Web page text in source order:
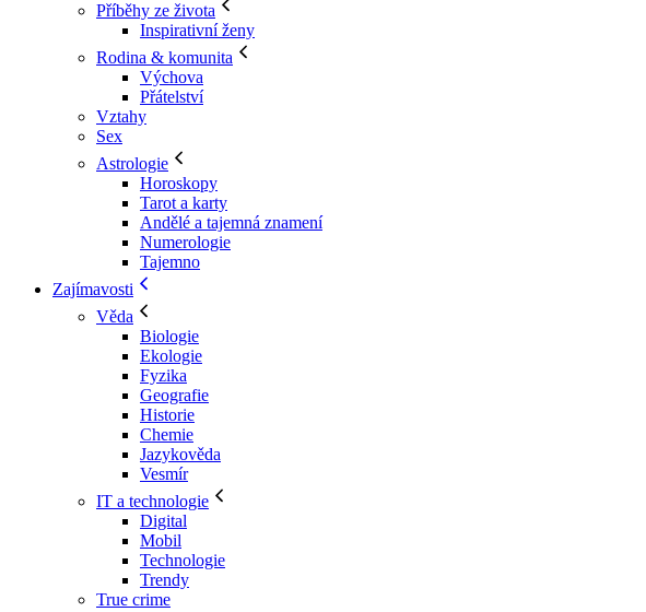
Příběhy ze života
Inspirativní ženy
Rodina & komunita
Výchova
Přátelství
Vztahy
Sex
Astrologie
Horoskopy
Tarot a karty
Andělé a tajemná znamení
Numerologie
Tajemno
Zajímavosti
Věda
Biologie
Ekologie
Fyzika
Geografie
Historie
Chemie
Jazykověda
Vesmír
IT a technologie
Digital
Mobil
Technologie
Trendy
True crime